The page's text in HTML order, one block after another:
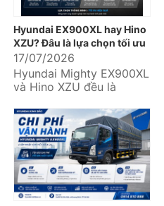
Hyundai EX900XL hay Hino
XZU? Đâu là lựa chọn tối ưu
cho doanh nghiệp?
17/07/2026
Hyundai Mighty EX900XL
và Hino XZU đều là
được nhiều doanh nghiệp
vận tải,...